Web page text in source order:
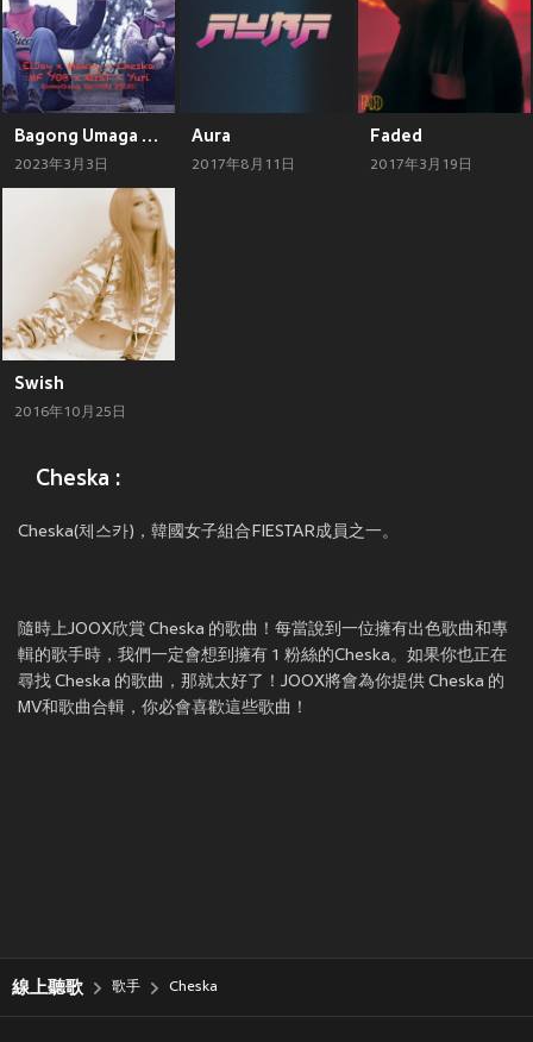
Bagong Umaga (feat. El Jay, Makoy, Cheska, MF YOB, Xtra T & Yuri RG)
2023年3月3日
Aura
2017年8月11日
Faded
2017年3月19日
Swish
2016年10月25日
Cheska :
Cheska(체스카)，韓國女子組合FIESTAR成員之一。
隨時上JOOX欣賞 Cheska 的歌曲！每當說到一位擁有出色歌曲和專
輯的歌手時，我們一定會想到擁有 1 粉絲的Cheska。如果你也正在
尋找 Cheska 的歌曲，那就太好了！JOOX將會為你提供 Cheska 的
MV和歌曲合輯，你必會喜歡這些歌曲！
線上聽歌 歌手 Cheska